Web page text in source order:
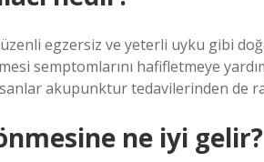
egzersiz ve yeterli uyku gibi
semptomlarını hafifletmeye
akupunktur tedavilerinden de
ne iyi gelir?